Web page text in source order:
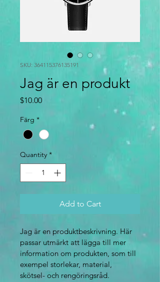
SKU: 364115376135191
Jag är en produkt
$10.00Price
Färg *
Quantity *
Add to Cart
Jag är en produktbeskrivning. Här
passar utmärkt att lägga till mer
information om produkten, som till
exempel storlekar, material,
skötsel- och rengöringsråd.